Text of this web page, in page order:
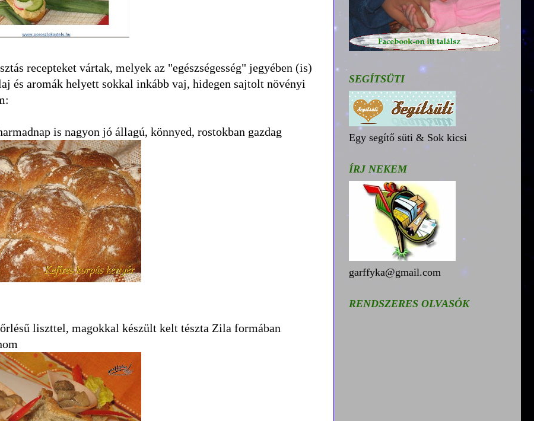
recepteket vártak, melyek az "egészségesség" jegyében (is)
és aromák helyett sokkal inkább vaj, hidegen sajtolt növényi
is nagyon jó állagú, könnyed, rostokban gazdag
liszttel, magokkal készült kelt tészta Zila formában
SEGÍTSÜTI
Egy segítő süti & Sok kicsi
ÍRJ NEKEM
garffyka@gmail.com
RENDSZERES OLVASÓK